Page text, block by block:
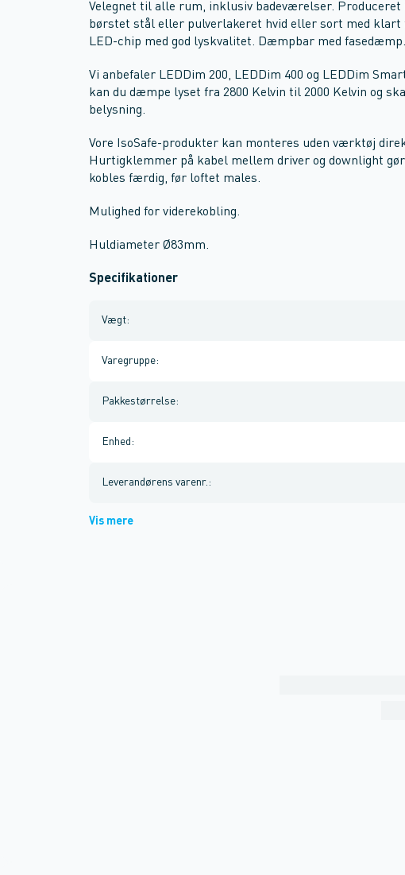
Velegnet til alle rum, inklusiv badeværelser.
børstet stål eller pulverlakeret hvid eller sort med
LED-chip med god lyskvalitet. Dæmpbar med fasedæmp.
Vi anbefaler LEDDim 200, LEDDim 400 og LEDDim
kan du dæmpe lyset fra 2800 Kelvin til 2000 Kelvin og
belysning.
Vore IsoSafe-produkter kan monteres uden værktøj
Hurtigklemmer på kabel mellem driver og downlight
kobles færdig, før loftet males.
Mulighed for viderekobling.
Huldiameter Ø83mm.
Specifikationer
Vægt:
Varegruppe:
Pakkestørrelse:
Enhed :
Leverandørens varenr. :
Vis mere